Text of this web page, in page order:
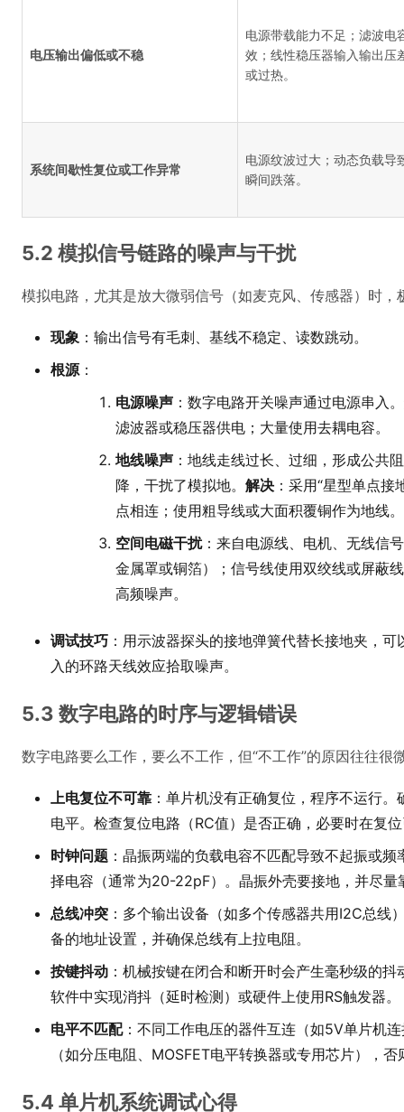
电压输出偏低或不稳
电源带载能力不足；滤波电
效；线性稳压器输入输出压
或过热。
系统间歇性复位或工作异常
电源纹波过大；动态负载导
瞬间跌落。
5.2 模拟信号链路的噪声与干扰
模拟电路，尤其是放大微弱信号（如麦克风、传感器）时，
现象 ：输出信号有毛刺、基线不稳定、读数跳动。
根源：
电源噪声 ：数字电路开关噪声通过电源串入。
滤波器或稳压器供电；大量使用去耦电容。
地线噪声 ：地线走线过长、过细，形成公共
降，干扰了模拟地。 解决 ：采用“星型单点
点相连；使用粗导线或大面积覆铜作为地线。
空间电磁干扰：来自电源线、电机、无线信
金属罩或铜箔）；信号线使用双绞线或屏蔽
高频噪声。
调试技巧 ：用示波器探头的接地弹簧代替长接地夹，
入的环路天线效应拾取噪声。
5.3 数字电路的时序与逻辑错误
数字电路要么工作，要么不工作，但“不工作”的原因往往很
上电复位不可靠 ：单片机没有正确复位，程序不运行
电平。检查复位电路（RC值）是否正确，必要时在复
时钟问题 ：晶振两端的负载电容不匹配导致不起振或
择电容（通常为20-22pF）。晶振外壳要接地，并尽量
总线冲突 ：多个输出设备（如多个传感器共用I2C总线
备的地址设置，并确保总线有上拉电阻。
按键抖动 ：机械按键在闭合和断开时会产生毫秒级的
软件中实现消抖（延时检测）或硬件上使用RS触发器。
电平不匹配：不同工作电压的器件互连（如5V单片机
（如分压电阻、MOSFET电平转换器或专用芯片），
5.4 单片机系统调试心得